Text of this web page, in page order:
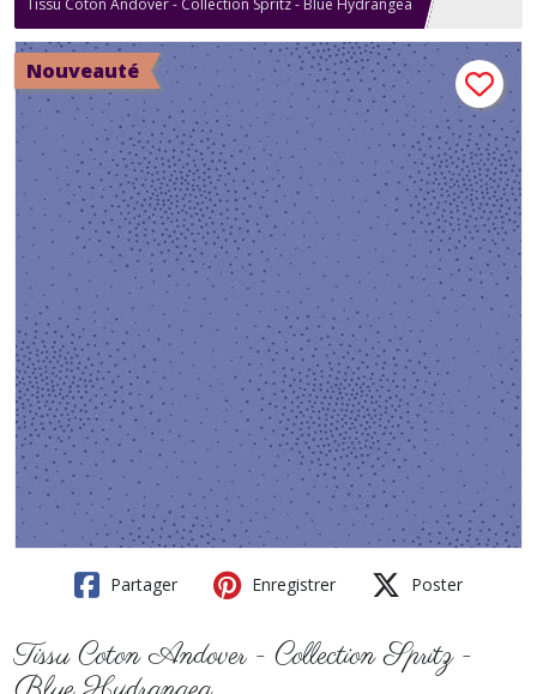
Tissu Coton Andover - Collection Spritz - Blue Hydrangea
Nouveauté
Partager Enregistrer Poster
Tissu Coton Andover - Collection Spritz -